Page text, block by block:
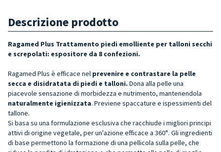
Descrizione prodotto
Ragamed Plus Trattamento piedi emolliente per talloni secchi
e screpolati: espositore da 8 confezioni.
Ragamed Plus è efficace nel prevenire e contrastare la pelle
secca e disidratata di piedi e talloni. Dona alla pelle una
piacevole sensazione di morbidezza e nutrimento, mantenendola
naturalmente igienizzata. Previene spaccature e ispessimenti del
tallone.
Si basa su una formulazione esclusiva che racchiude i migliori principi
attivi di origine vegetale, per un'azione efficace a 360°. Gli ingredienti
di base permettono la formazione di una pellicola sulla pelle, che